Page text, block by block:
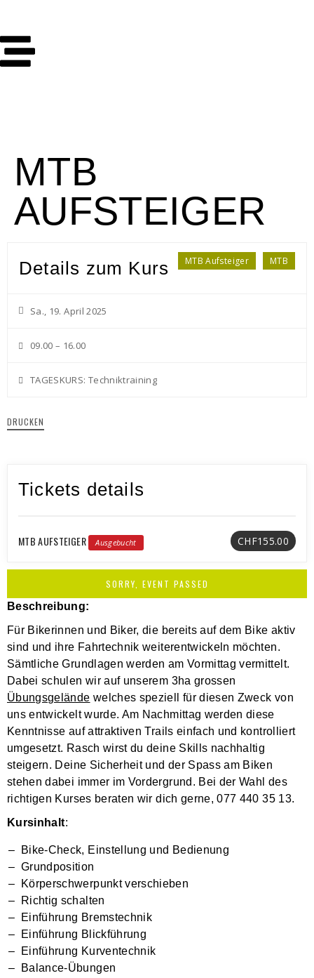
MTB
AUFSTEIGER
MTB
MTB Aufsteiger
Details zum Kurs
Sa., 19. April 2025
09.00 – 16.00
TAGESKURS: Techniktraining
DRUCKEN
Tickets details
CHF155.00
MTB AUFSTEIGER Ausgebucht
SORRY, EVENT PASSED
Beschreibung:
Für Bikerinnen und Biker, die bereits auf dem Bike aktiv
sind und ihre Fahrtechnik weiterentwickeln möchten.
Sämtliche Grundlagen werden am Vormittag vermittelt.
Dabei schulen wir auf unserem 3ha grossen
Übungsgelände welches speziell für diesen Zweck von
uns entwickelt wurde. Am Nachmittag werden diese
Kenntnisse auf attraktiven Trails einfach und kontrolliert
umgesetzt. Rasch wirst du deine Skills nachhaltig
steigern. Deine Sicherheit und der Spass am Biken
stehen dabei immer im Vordergrund. Bei der Wahl des
richtigen Kurses beraten wir dich gerne, 077 440 35 13.
Kursinhalt:
Bike-Check, Einstellung und Bedienung
Grundposition
Körperschwerpunkt verschieben
Richtig schalten
Einführung Bremstechnik
Einführung Blickführung
Einführung Kurventechnik
Balance-Übungen